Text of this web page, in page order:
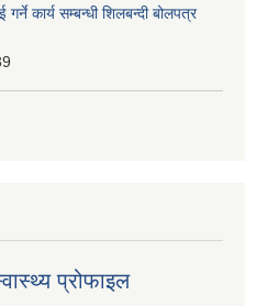
कार्य सम्बन्धी शिलबन्दी बोलपत्र
प्रोफाइल